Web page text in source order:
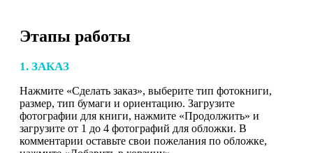
Этапы работы
1. ЗАКАЗ
Нажмите «Сделать заказ», выберите тип фотокниги,
размер, тип бумаги и ориентацию. Загрузите
фотографии для книги, нажмите «Продолжить» и
загрузите от 1 до 4 фотографий для обложки. В
комментарии оставьте свои пожелания по обложке,